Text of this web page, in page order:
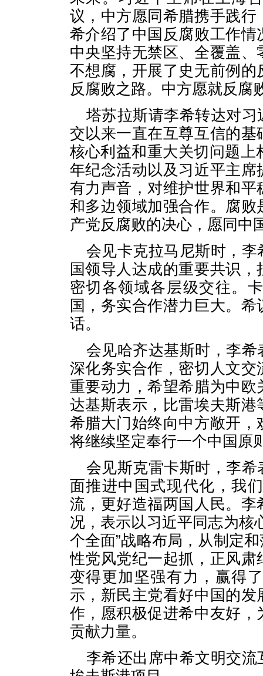
议，中方愿同希腊携手践
希介绍了中国反腐败工作
中央坚持无禁区、全覆盖
不想腐，开展了史无前例
反腐败之路。中方愿就反腐
塔苏拉斯请李希转达对
交以来一直在互尊互信的
核心利益和重大关切问题
年纪念活动以及习近平主
有力声音，对维护世界和
和多边领域加强合作。腐
产党反腐败的决心，愿同中
会见卡克拉马尼斯时，
国领导人达成的重要共识
密切各领域各层级交往。
国，务实合作潜力巨大。
话。
会见哈齐达基斯时，李
深化务实合作，密切人文
重要动力，希望希腊为中
达基斯表示，比雷埃夫斯
希腊大门始终向中方敞开
将继续坚定奉行一个中国原
会见斯克雷卡斯时，李
面推进中国式现代化，我
流，更好造福两国人民。
况，表示以习近平同志为核
个全面”战略布局，从制定
性党风党纪一起抓，正风
变得更加坚强有力，赢得
示，新民主党看好中国的
作，愿积极促进希中友好
贡献力量。
李希还出席中希文明交